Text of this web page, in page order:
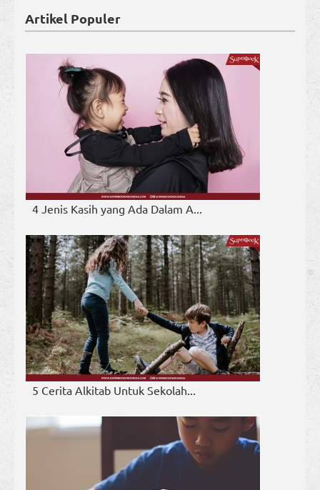
Artikel Populer
4 Jenis Kasih yang Ada Dalam A...
5 Cerita Alkitab Untuk Sekolah...